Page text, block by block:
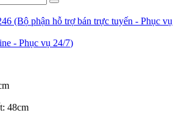
(Bộ phận hỗ trợ bán trực tuyến - Phục vụ
- Phục vụ 24/7)
48cm